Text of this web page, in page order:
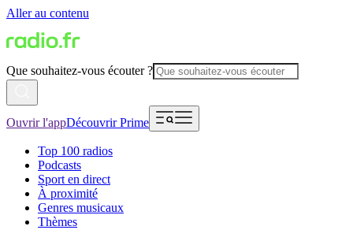
Aller au contenu
Que souhaitez-vous écouter ?
Ouvrir l'appDécouvrir Prime
Top 100 radios
Podcasts
Sport en direct
À proximité
Genres musicaux
Thèmes